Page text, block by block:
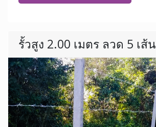
รั้วสูง 2.00 เมตร ลวด 5 เส้น